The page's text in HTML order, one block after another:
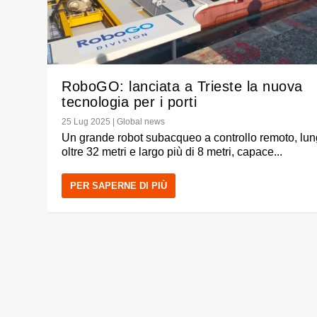
RoboGO: lanciata a Trieste la nuova
tecnologia per i porti
25 Lug 2025 |Global news
Un grande robot subacqueo a controllo remoto,
oltre 32 metri e largo più di 8 metri, capace...
PER SAPERNE DI PIÙ